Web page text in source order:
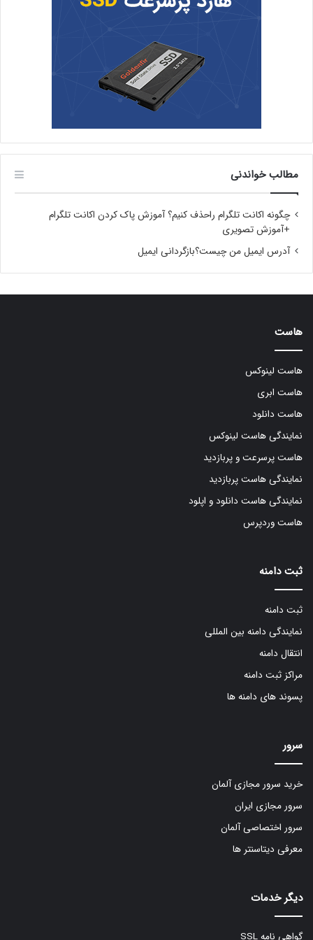
مطالب خواندنی
چگونه اکانت تلگرام راحذف کنیم؟ آموزش پاک کردن اکانت تلگرام
+آموزش تصویری
آدرس ایمیل من چیست؟بازگردانی ایمیل
هاست
هاست لینوکس
هاست ابری
هاست دانلود
نمایندگی هاست لینوکس
هاست پرسرعت و پربازدید
نمایندگی هاست پربازدید
نمایندگی هاست دانلود و اپلود
هاست وردپرس
ثبت دامنه
ثبت دامنه
نمایندگی دامنه بین المللی
انتقال دامنه
مراکز ثبت دامنه
پسوند های دامنه ها
سرور
خرید سرور مجازی آلمان
سرور مجازی ایران
سرور اختصاصی آلمان
معرفی دیتاسنتر ها
دیگر خدمات